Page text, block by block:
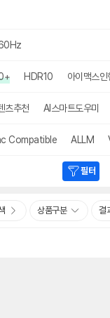
HDR10 아이맥스인
츠추천 AI스마트도우미
Compatible ALLM
필터
상품구분 결